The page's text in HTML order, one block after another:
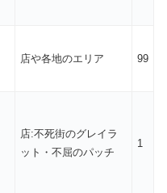
店や各地のエリア 99
店:不死街のグレイラ
ット・不屈のパッチ
1